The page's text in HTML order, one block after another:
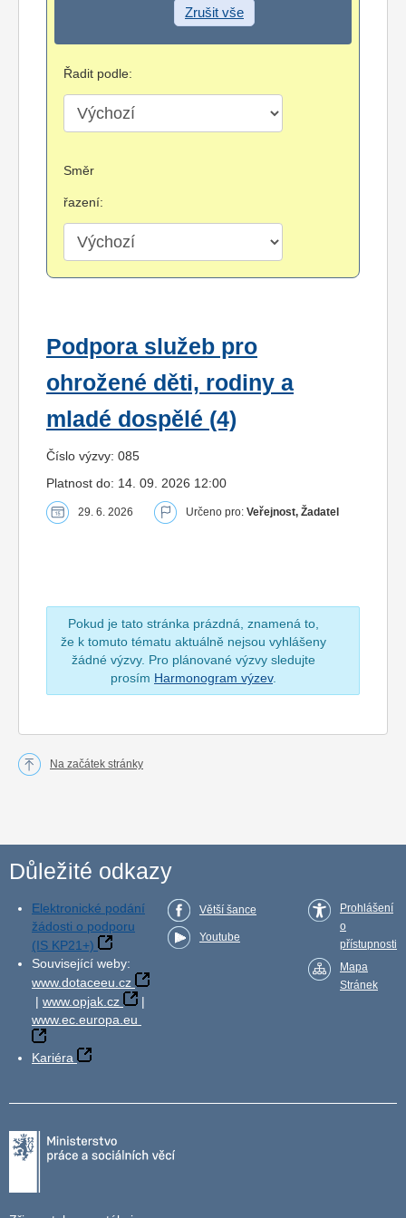
Zrušit vše
Řadit podle:
Směr
řazení:
Podpora služeb pro
ohrožené děti, rodiny a
mladé dospělé (4)
Číslo výzvy: 085
Platnost do: 14. 09. 2026 12:00
29. 6. 2026 Určeno pro: Veřejnost, Žadatel
Pokud je tato stránka prázdná, znamená to,
že k tomuto tématu aktuálně nejsou vyhlášeny
žádné výzvy. Pro plánované výzvy sledujte
prosím Harmonogram výzev.
Na začátek stránky
Důležité odkazy
Elektronické podání
žádosti o podporu
(IS KP21+)
Související weby:
www.dotaceeu.cz
| www.opjak.cz
|
www.ec.europa.eu
Kariéra
Větší šance
Youtube
Prohlášení
o
přístupnosti
Mapa
Stránek